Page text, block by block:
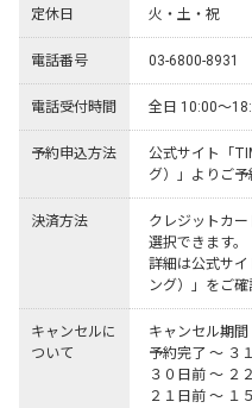
定休日 火・土・祝
電話番号 03-6800-8931
電話受付時間 全日 10:00～
予約申込方法
公式サイト「
グ）」よりご予
決済方法
クレジットカ
選択できます。
詳細は公式サイ
ング）」をご確
キャンセルに
ついて
キャンセル期間（利用日
予約完了 ～ ３１日前	　　
３０日前 ～ ２２日前	　　
２１日前 ～ １５日前	　　